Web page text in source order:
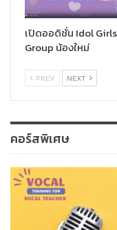
เปิดออดิชั่น Idol Girls
Group น้องใหม่
PREV NEXT
คอร์สพิเศษ